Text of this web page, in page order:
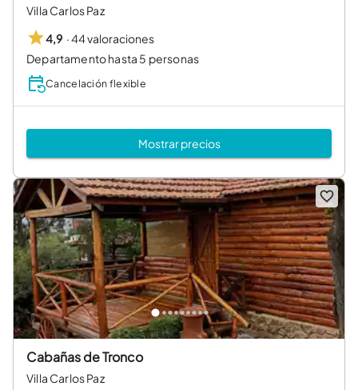
Villa Carlos Paz
4,9 ·44 valoraciones
Departamento hasta 5 personas
Cancelación flexible
Mostrar precios
Cabañas de Tronco
Villa Carlos Paz